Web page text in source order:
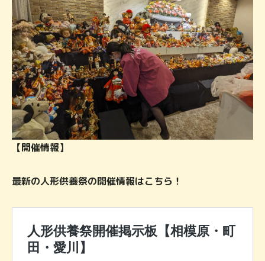
【開催情報】
最新の人形供養祭の開催情報はこちら！